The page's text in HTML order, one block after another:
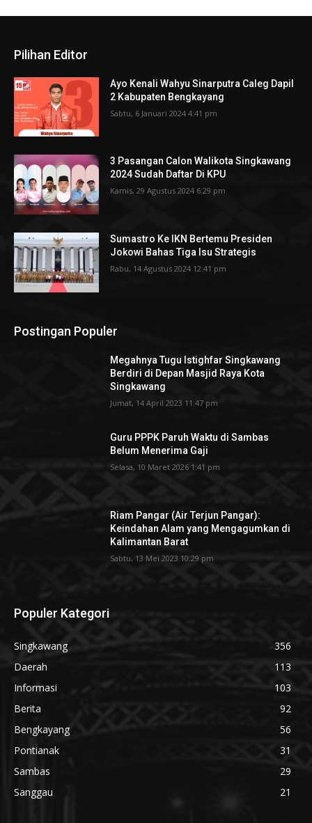
Pilihan Editor
Ayo Kenali Wahyu Sinarputra Caleg Dapil
2 Kabupaten Bengkayang
Sabtu, 6 Januari 2024 4:41 pm
3 Pasangan Calon Walikota Singkawang
2024 Sudah Daftar Di KPU
Kamis, 29 Agustus 2024 6:29 pm
Sumastro Ke IKN Bertemu Presiden
Jokowi Bahas Tiga Isu Strategis
Rabu, 14 Agustus 2024 12:41 pm
Postingan Populer
Megahnya Tugu Istighfar Singkawang
Berdiri di Depan Masjid Raya Kota
Singkawang
Jumat, 14 April 2023 11:47 pm
Guru PPPK Paruh Waktu di Sambas
Belum Menerima Gaji
Selasa, 10 Maret 2026 1:41 pm
Riam Pangar (Air Terjun Pangar):
Keindahan Alam yang Mengagumkan di
Kalimantan Barat
Sabtu, 13 Mei 2023 10:29 pm
Populer Kategori
Singkawang
356
Daerah
113
Informasi
103
Berita
92
Bengkayang
56
Pontianak
31
Sambas
29
Sanggau
21